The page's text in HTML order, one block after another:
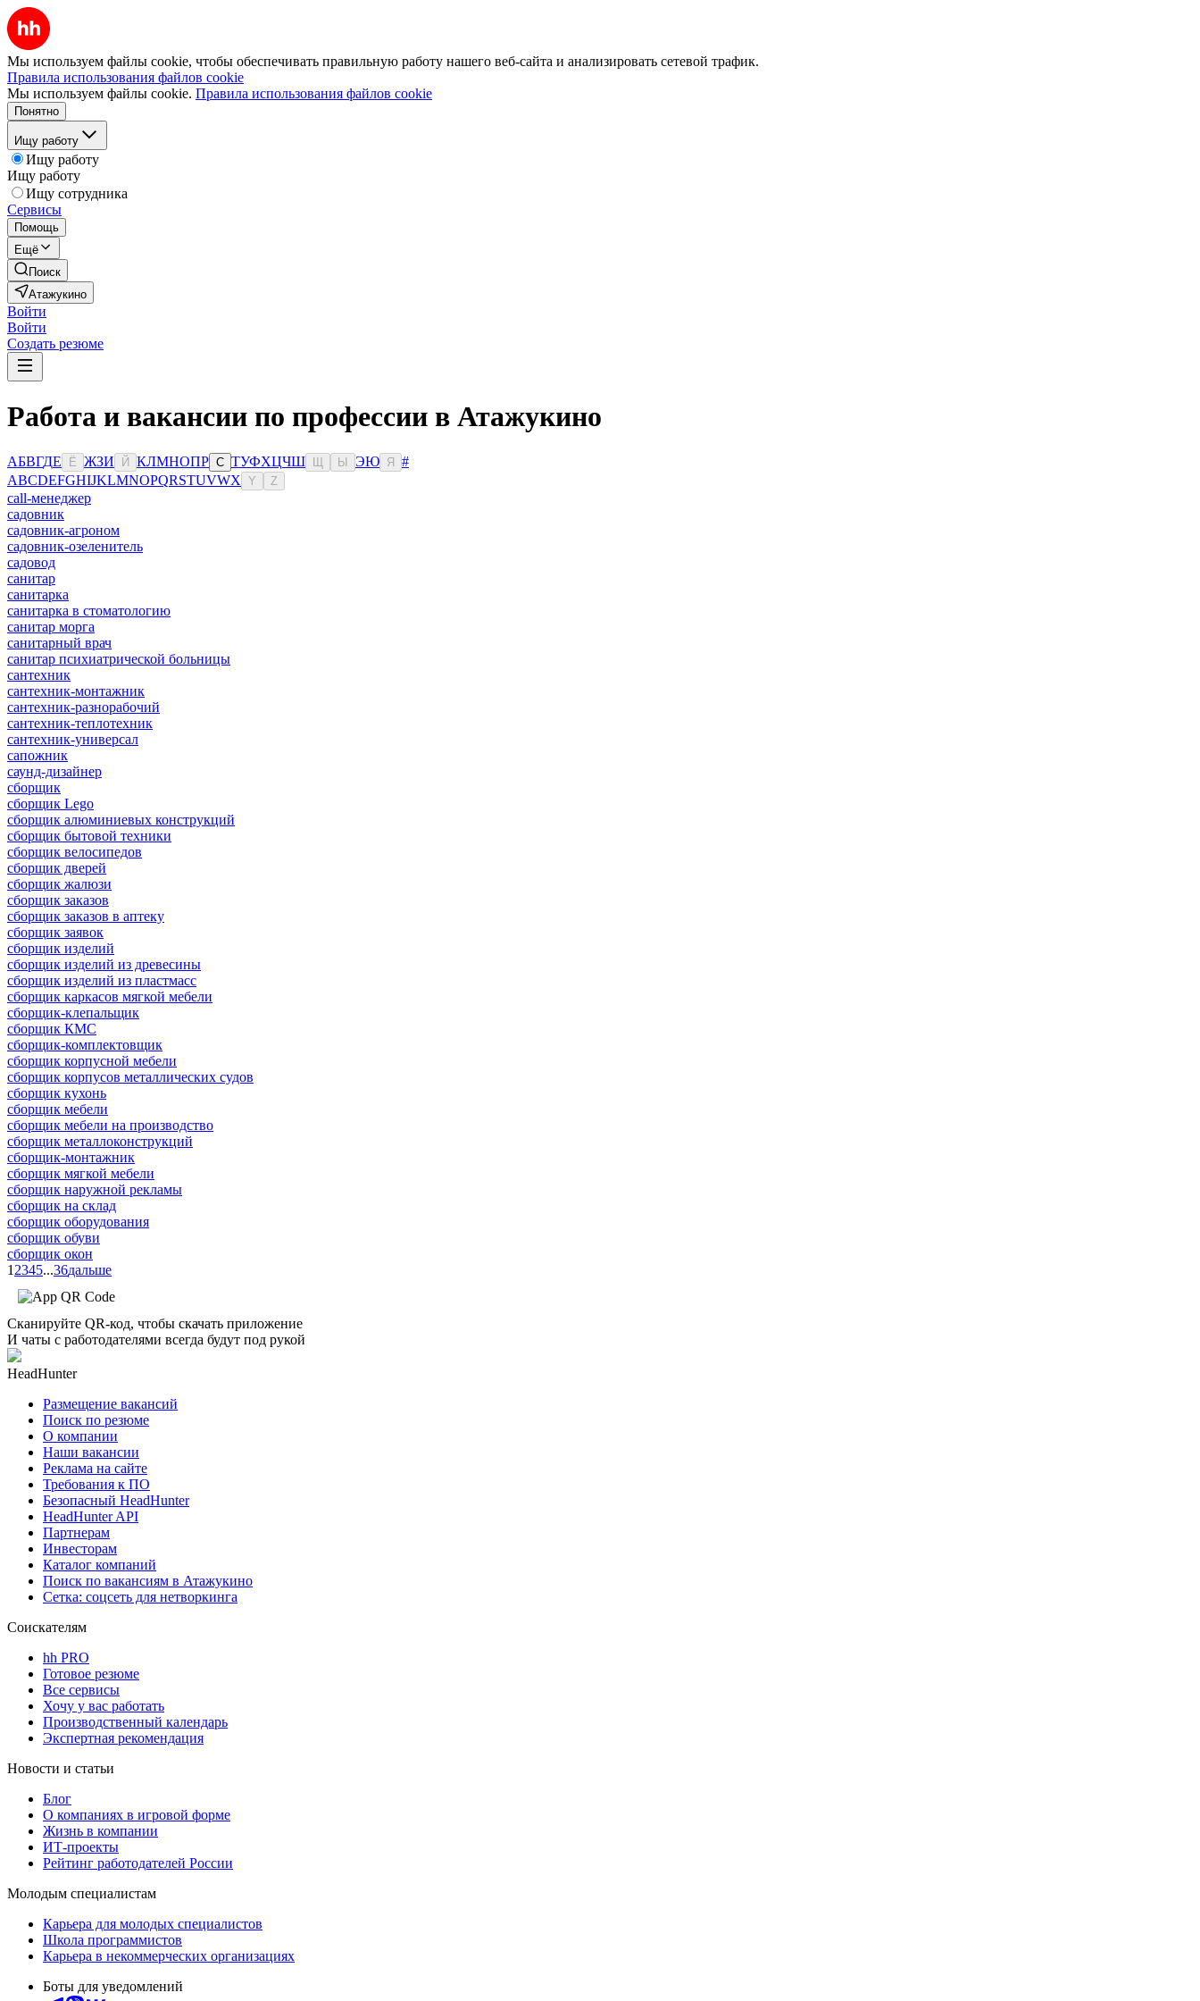
Мы используем файлы cookie, чтобы обеспечивать правильную работу нашего веб-сайта и анализировать сетевой трафик.
Правила использования файлов cookie
Мы используем файлы cookie. Правила использования файлов cookie
Понятно
Ищу работу
Ищу работу
Ищу работу
Ищу сотрудника
Сервисы
Помощь
Ещё
Поиск
Атажукино
Войти
Войти
Создать резюме
Работа и вакансии по профессии в Атажукино
АБВГДЕ Ё ЖЗИ Й КЛМНОПР С ТУФХЦЧШ Ы ЭЮ Я
#
ABCDEFGHIJKLMNOPQRSTUVWX Y Z
сall-менеджер
садовник
садовник-агроном
садовник-озеленитель
садовод
санитар
санитарка
санитарка в стоматологию
санитар морга
санитарный врач
санитар психиатрической больницы
сантехник
сантехник-монтажник
сантехник-разнорабочий
сантехник-теплотехник
сантехник-универсал
сапожник
саунд-дизайнер
сборщик
сборщик Lego
сборщик алюминиевых конструкций
сборщик бытовой техники
сборщик велосипедов
сборщик дверей
сборщик жалюзи
сборщик заказов
сборщик заказов в аптеку
сборщик заявок
сборщик изделий
сборщик изделий из древесины
сборщик изделий из пластмасс
сборщик каркасов мягкой мебели
сборщик-клепальщик
сборщик КМС
сборщик-комплектовщик
сборщик корпусной мебели
сборщик корпусов металлических судов
сборщик кухонь
сборщик мебели
сборщик мебели на производство
сборщик металлоконструкций
сборщик-монтажник
сборщик мягкой мебели
сборщик наружной рекламы
сборщик на склад
сборщик оборудования
сборщик обуви
сборщик окон
1 2345...36дальше
Сканируйте QR-код, чтобы скачать приложение
И чаты с работодателями всегда будут под рукой
HeadHunter
Размещение вакансий
Поиск по резюме
О компании
Наши вакансии
Реклама на сайте
Требования к ПО
Безопасный HeadHunter
HeadHunter API
Партнерам
Инвесторам
Каталог компаний
Поиск по вакансиям в Атажукино
Сетка: соцсеть для нетворкинга
Соискателям
hh PRO
Готовое резюме
Все сервисы
Хочу у вас работать
Производственный календарь
Экспертная рекомендация
Новости и статьи
Блог
О компаниях в игровой форме
Жизнь в компании
ИТ-проекты
Рейтинг работодателей России
Молодым специалистам
Карьера для молодых специалистов
Школа программистов
Карьера в некоммерческих организациях
Боты для уведомлений